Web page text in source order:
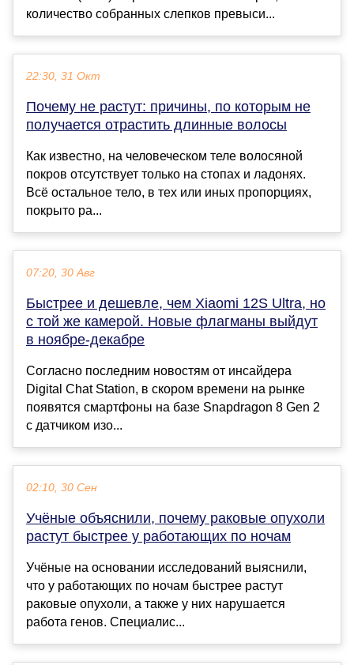
количество собранных слепков превыси...
22:30, 31 Окт
Почему не растут: причины, по которым не
получается отрастить длинные волосы
Как известно, на человеческом теле волосяной
покров отсутствует только на стопах и ладонях.
Всё остальное тело, в тех или иных пропорциях,
покрыто ра...
07:20, 30 Авг
Быстрее и дешевле, чем Xiaomi 12S Ultra, но
с той же камерой. Новые флагманы выйдут
в ноябре-декабре
Согласно последним новостям от инсайдера
Digital Chat Station, в скором времени на рынке
появятся смартфоны на базе Snapdragon 8 Gen 2
с датчиком изо...
02:10, 30 Сен
Учёные объяснили, почему раковые опухоли
растут быстрее у работающих по ночам
Учёные на основании исследований выяснили,
что у работающих по ночам быстрее растут
раковые опухоли, а также у них нарушается
работа генов. Специалис...